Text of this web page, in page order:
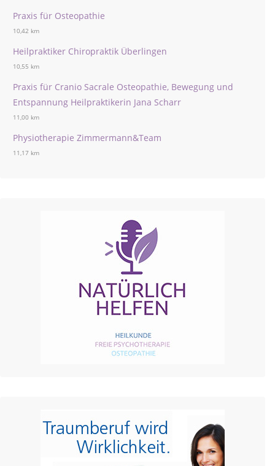
Praxis für Osteopathie
10,42 km
Heilpraktiker Chiropraktik Überlingen
10,55 km
Praxis für Cranio Sacrale Osteopathie, Bewegung und
Entspannung Heilpraktikerin Jana Scharr
11,00 km
Physiotherapie Zimmermann&Team
11,17 km